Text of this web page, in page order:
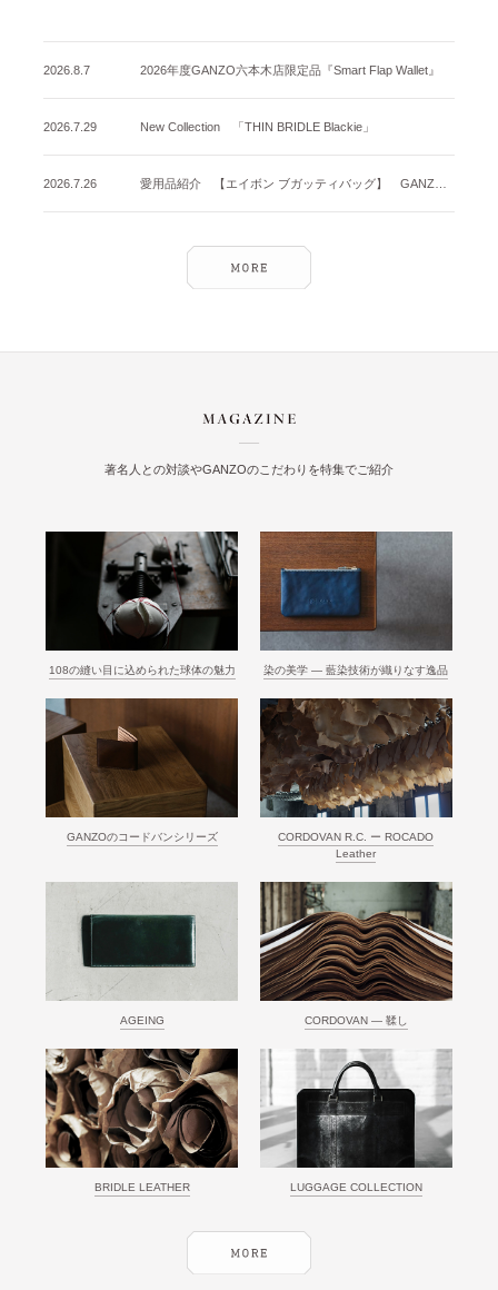
2026.8.7 2026年度GANZO六本木店限定品『Smart Flap Wallet』
2026.7.29 New Collection 「THIN BRIDLE Blackie」
2026.7.26
著名人との対談やGANZOのこだわりを特集でご紹介
108の縫い目に込められた球体の魅力 染の美学 ― 藍染技術が織りなす逸品
GANZOのコードバンシリーズ
CORDOVAN R.C. ー ROCADO
Leather
AGEING CORDOVAN ― 鞣し
BRIDLE LEATHER LUGGAGE COLLECTION